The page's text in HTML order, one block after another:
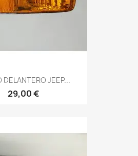
DELANTERO JEEP...
29,00 €